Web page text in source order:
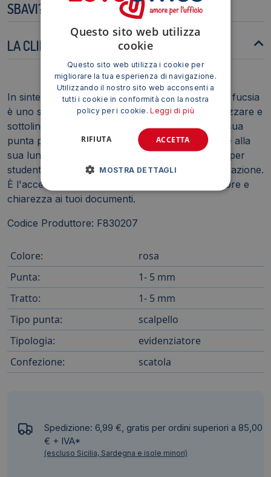
SBAVI?
LA CLIP È RIMOVIBILE?
In sintesi, l'Evidenziatore TRATTO Video 1-5 mm fucsia
è uno strumento versatile e affidabile per organizzare e
sottolineare informazioni importanti. Grazie alla sua
punta precisa, alla sua formula a base d'acqua e alla
sua lunga durata, rappresenta una scelta ideale per
studenti, professionisti e appassionati di organizzazione.
È l'accessorio perfetto per dare un tocco di colore e
chiarezza ai tuoi documenti.
Codice Produttore: F830207
Colore:
rosa
Punta:
1- 5 mm
Tratto:
1- 5 mm
Tipo punta:
scalpello
Tipologia:
evidenziatore
Confezione:
scatola
Spedizione: 6,99 €, gratis per ordini superiori a 85,00
€ + IVA*
(escluso Sicilia, Sardegna e isole minori)
Questo sito web utilizza
cookie
Questo sito web utilizza i cookie per
migliorare la tua esperienza di navigazione.
Utilizzando il nostro sito web acconsenti a
tutti i cookie in conformità con la nostra
policy per i cookie.Leggi di più
ACCETTA
RIFIUTA
MOSTRA DETTAGLI